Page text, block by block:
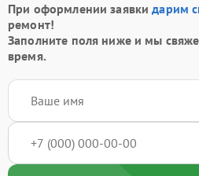
При оформлении заявкидарим
ремонт!
Заполните поля ниже и мы
время.